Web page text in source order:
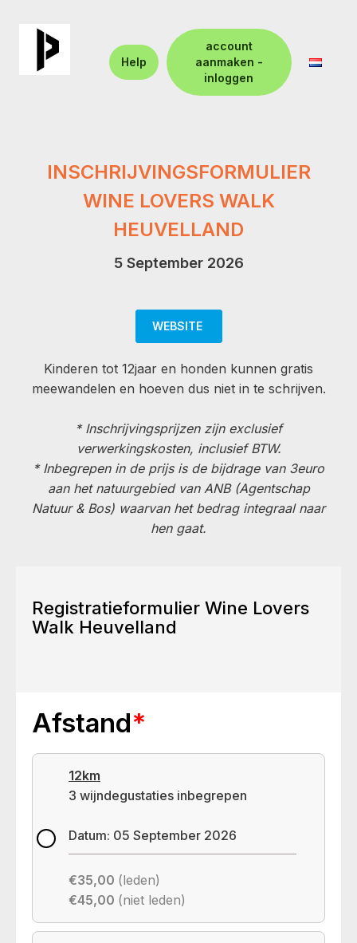
Help
account
aanmaken -
inloggen
INSCHRIJVINGSFORMULIER
WINE LOVERS WALK
HEUVELLAND
5 September 2026
WEBSITE
Kinderen tot 12jaar en honden kunnen gratis
meewandelen en hoeven dus niet in te schrijven.
* Inschrijvingsprijzen zijn exclusief
verwerkingskosten, inclusief BTW.
* Inbegrepen in de prijs is de bijdrage van 3euro
aan het natuurgebied van ANB (Agentschap
Natuur & Bos) waarvan het bedrag integraal naar
hen gaat.
Registratieformulier Wine Lovers
Walk Heuvelland
Afstand*
12km
3 wijndegustaties inbegrepen
Datum: 05 September 2026
€35,00 (leden)
€45,00 (niet leden)